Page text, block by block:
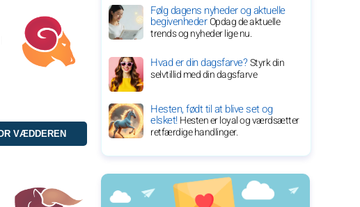
Følg dagens nyheder og aktuelle
begivenhederOpdag de aktuelle
trends og nyheder lige nu.
Hvad er din dagsfarve?Styrk din
selvtillid med din dagsfarve
Hesten, født til at blive set og
elsket!Hesten er loyal og værdsætter
retfærdige handlinger.